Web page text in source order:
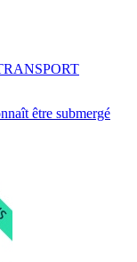
être submergé